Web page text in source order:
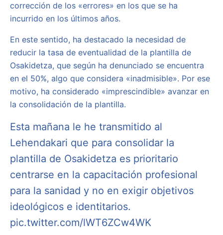
corrección de los «errores» en los que se ha
incurrido en los últimos años.
En este sentido, ha destacado la necesidad de
reducir la tasa de eventualidad de la plantilla de
Osakidetza, que según ha denunciado se encuentra
en el 50%, algo que considera «inadmisible». Por ese
motivo, ha considerado «imprescindible» avanzar en
la consolidación de la plantilla.
Esta mañana le he transmitido al
Lehendakari que para consolidar la
plantilla de Osakidetza es prioritario
centrarse en la capacitación profesional
para la sanidad y no en exigir objetivos
ideológicos e identitarios.
pic.twitter.com/lWT6ZCw4WK